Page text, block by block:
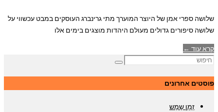
שלושה ספרי אמן של היוצר המוערך מתי גרינברג העוסקים במבט עכשווי על
שלושה סיפורים גדולים מעולם היהדות מוצגים בימים אלו
קרא עוד ←
פוסטים אחרונים
זְמָן שֶמֶש